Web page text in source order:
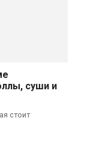
суши и
стоит